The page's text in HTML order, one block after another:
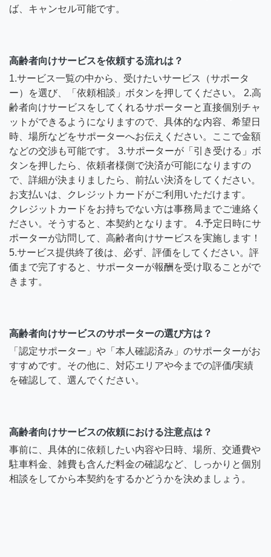
ば、キャンセル可能です。
高齢者向けサービスを依頼する流れは？
1.サービス一覧の中から、受けたいサービス（サポータ
ー）を選び、「依頼相談」ボタンを押してください。 2.高
齢者向けサービスをしてくれるサポーターと直接個別チャ
ットができるようになりますので、具体的な内容、希望日
時、場所などをサポーターへお伝えください。ここで金額
などの交渉も可能です。 3.サポーターが「引き受ける」ボ
タンを押したら、依頼者様側で決済が可能になりますの
で、詳細が決まりましたら、前払い決済をしてください。
お支払いは、クレジットカードがご利用いただけます。
クレジットカードをお持ちでない方は事務局までご連絡く
ださい。そうすると、本契約となります。 4.予定日時にサ
ポーターが訪問して、高齢者向けサービスを実施します！
5.サービス提供終了後は、必ず、評価をしてください。評
価まで完了すると、サポーターが報酬を受け取ることがで
きます。
高齢者向けサービスのサポーターの選び方は？
「認定サポーター」や「本人確認済み」のサポーターがお
すすめです。その他に、対応エリアや今までの評価/実績
を確認して、選んでください。
高齢者向けサービスの依頼における注意点は？
事前に、具体的に依頼したい内容や日時、場所、交通費や
駐車料金、雑費も含んだ料金の確認など、しっかりと個別
相談をしてから本契約をするかどうかを決めましょう。